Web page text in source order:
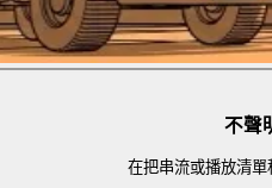
不聲
在把串流或播放清